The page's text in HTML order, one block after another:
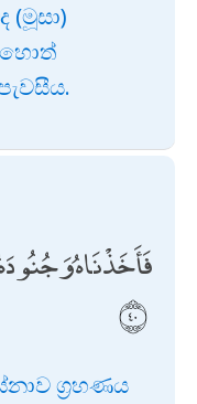
فَأَخَذْنَاهُ وَجُنُودَهُ
ග්‍රහණය